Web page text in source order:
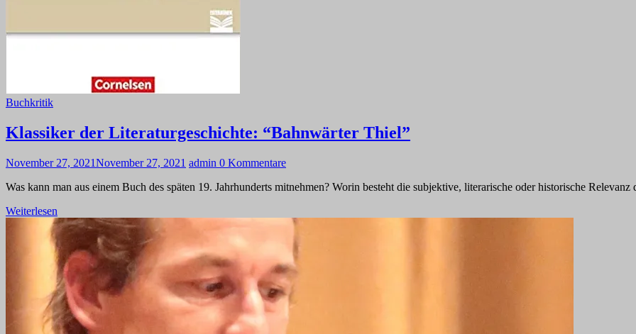
Buchkritik
Klassiker der Literaturgeschichte: “Bahnwärter Thiel”
November 27, 2021November 27, 2021 admin 0 Kommentare
Was kann man aus einem Buch des späten 19. Jahrhunderts mitnehmen? Worin besteht die subjektive, literarische oder historische Relevanz
Weiterlesen